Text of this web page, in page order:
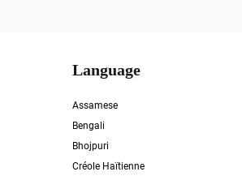
Language
Assamese
Bengali
Bhojpuri
Créole Haïtienne